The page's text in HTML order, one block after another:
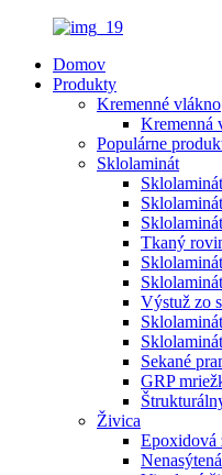
Domov
Produkty
Kremenné vlákno
Kremenná
Populárne
Sklolaminát
Tkaný
Výstuž zo
Sekané
GRP
Živica
Epoxidová